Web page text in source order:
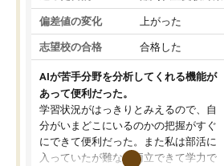
偏差値の変化 上がった
志望校の合格 合格した
AIが苦手分野を分析してくれる機能が
あって便利だった。
学習状況がはっきりとみえるので、自
分がいまどこにいるのかの把握がすぐ
にできて便利だった。また私は部活に
入っていたが難なく両立できて学力で